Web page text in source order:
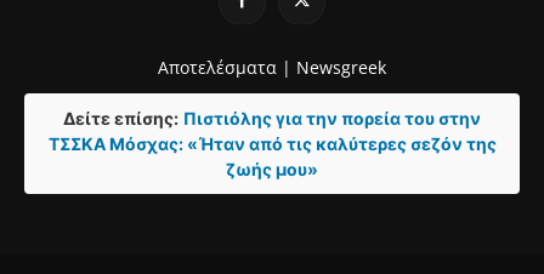
Αποτελέσματα | Newsgreek
Δείτε επίσης: Πιστιόλης για την πορεία του στην
ΤΣΣΚΑ Μόσχας: «Ήταν από τις καλύτερες σεζόν της
ζωής μου»